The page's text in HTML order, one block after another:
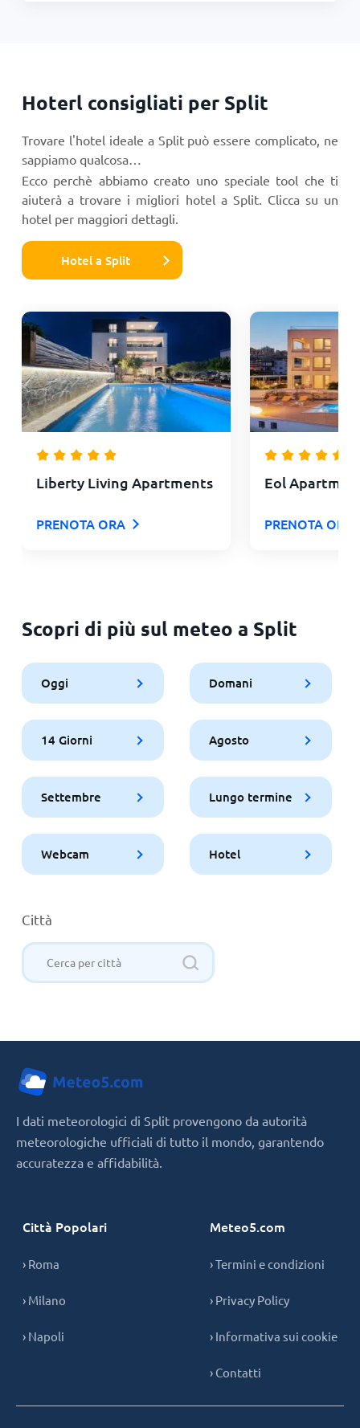
Hoterl consigliati per Split
Trovare l'hotel ideale a Split può essere complicato, ne
sappiamo qualcosa…
Ecco perchè abbiamo creato uno speciale tool che ti
aiuterà a trovare i migliori hotel a Split. Clicca su un
hotel per maggiori dettagli.
Hotel a Split
Liberty Living Apartments
PRENOTA ORA
Eol
PRENOTA ORA
Scopri di più sul meteo a Split
Oggi Domani
14 Giorni Agosto
Settembre Lungo termine
Webcam Hotel
Città
I dati meteorologici di Split provengono da autorità
meteorologiche ufficiali di tutto il mondo, garantendo
accuratezza e affidabilità.
Città Popolari
› Roma
› Milano
› Napoli
Meteo5.com
› Termini e condizioni
› Privacy Policy
› Informativa sui cookie
› Contatti